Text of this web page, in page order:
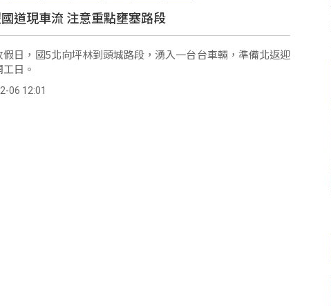
道現車流 注意重點壅塞路段
假日，國5北向坪林到頭城路段，湧入一台台車輛，準備北返迎
日。
06 12:01